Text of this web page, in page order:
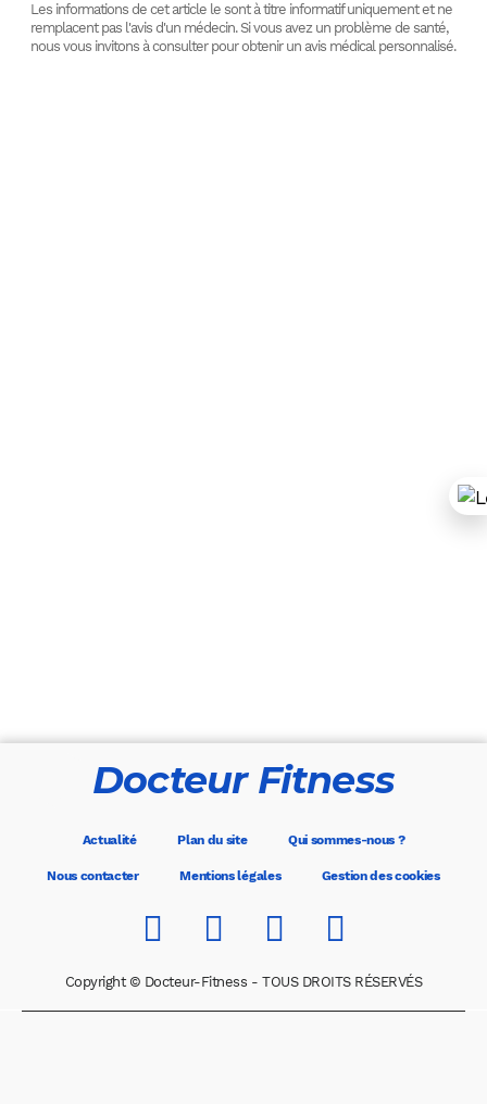
Les informations de cet article le sont à titre informatif uniquement et ne
remplacent pas l'avis d'un médecin. Si vous avez un problème de santé,
nous vous invitons à consulter pour obtenir un avis médical personnalisé.
Docteur Fitness
Actualité Plan du site Qui sommes-nous ?
Nous contacter Mentions légales Gestion des cookies
Copyright © Docteur-Fitness - TOUS DROITS RÉSERVÉS